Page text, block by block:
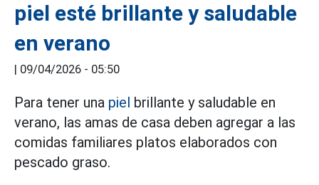
piel esté brillante y saludable
en verano
| 09/04/2026 - 05:50
Para tener una piel brillante y saludable en
verano, las amas de casa deben agregar a las
comidas familiares platos elaborados con
pescado graso.